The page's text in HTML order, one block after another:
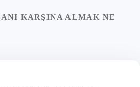
KARŞINA ALMAK NE